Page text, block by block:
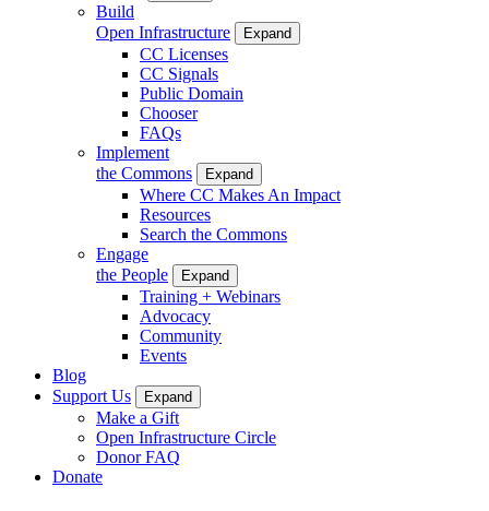
Build
Open Infrastructure
Expand
CC Licenses
CC Signals
Public Domain
Chooser
FAQs
Implement
the Commons
Expand
Where CC Makes An Impact
Resources
Search the Commons
Engage
the People
Expand
Training + Webinars
Advocacy
Community
Events
Blog
Support Us
Expand
Make a Gift
Open Infrastructure Circle
Donor FAQ
Donate